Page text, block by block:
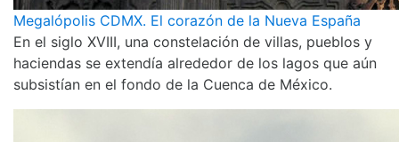
Megalópolis CDMX. El corazón de la Nueva España
En el siglo XVIII, una constelación de villas, pueblos y
haciendas se extendía alrededor de los lagos que aún
subsistían en el fondo de la Cuenca de México.